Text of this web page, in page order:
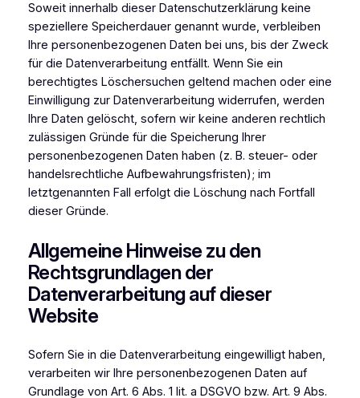
Soweit innerhalb dieser Datenschutzerklärung keine
speziellere Speicherdauer genannt wurde, verbleiben
Ihre personenbezogenen Daten bei uns, bis der Zweck
für die Datenverarbeitung entfällt. Wenn Sie ein
berechtigtes Löschersuchen geltend machen oder eine
Einwilligung zur Datenverarbeitung widerrufen, werden
Ihre Daten gelöscht, sofern wir keine anderen rechtlich
zulässigen Gründe für die Speicherung Ihrer
personenbezogenen Daten haben (z. B. steuer- oder
handelsrechtliche Aufbewahrungsfristen); im
letztgenannten Fall erfolgt die Löschung nach Fortfall
dieser Gründe.
Allgemeine Hinweise zu den
Rechtsgrundlagen der
Datenverarbeitung auf dieser
Website
Sofern Sie in die Datenverarbeitung eingewilligt haben,
verarbeiten wir Ihre personenbezogenen Daten auf
Grundlage von Art. 6 Abs. 1 lit. a DSGVO bzw. Art. 9 Abs.